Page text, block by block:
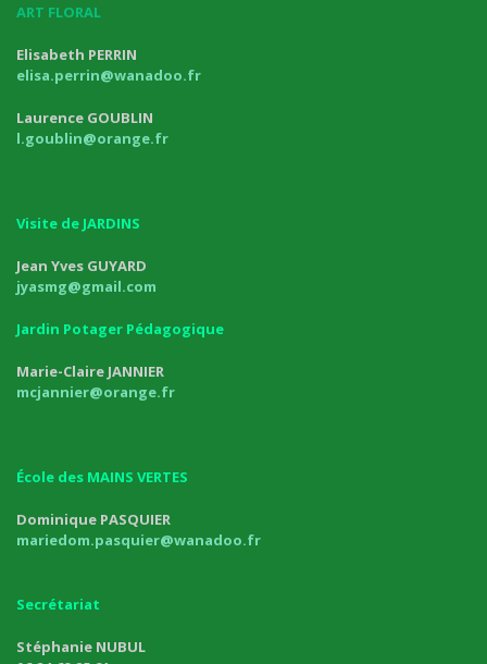
ART FLORAL
Elisabeth PERRIN
elisa.perrin@wanadoo.fr
Laurence GOUBLIN
l.goublin@orange.fr
Visite de JARDINS
Jean Yves GUYARD
jyasmg@gmail.com
Jardin Potager Pédagogique
Marie-Claire JANNIER
mcjannier@orange.fr
École des MAINS VERTES
Dominique PASQUIER
mariedom.pasquier@wanadoo.fr
Secrétariat
Stéphanie NUBUL